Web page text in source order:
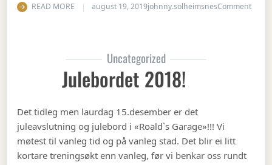
READ MORE august 19, 2019johnny.solheimsnesCommenton
Uncategorized
Julebordet 2018!
Det tidleg men laurdag 15.desember er det
juleavslutning og julebord i «Roald`s Garage»!!! Vi
møtest til vanleg tid og på vanleg stad. Det blir ei litt
kortare treningsøkt enn vanleg, før vi benkar oss rundt